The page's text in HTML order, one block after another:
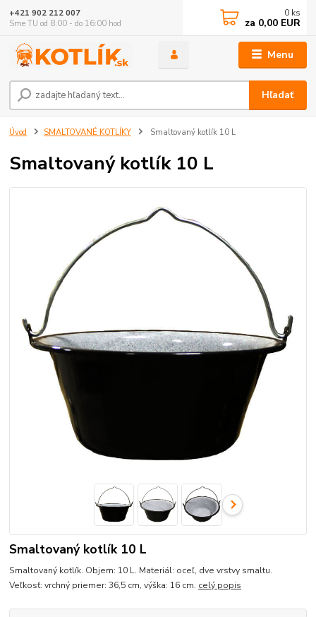
Menu
Hľadať
+421 902 212 007
Sme TU od 8:00 - do 16:00 hod
0 ks
za 0,00 EUR
Úvod SMALTOVANÉ KOTLÍKY Smaltovaný kotlík 10 L
Smaltovaný kotlík 10 L
Smaltovaný kotlík 10 L
Smaltovaný kotlík. Objem: 10 L. Materiál: oceľ, dve vrstvy smaltu.
Veľkosť: vrchný priemer: 36,5 cm, výška: 16 cm. celý popis